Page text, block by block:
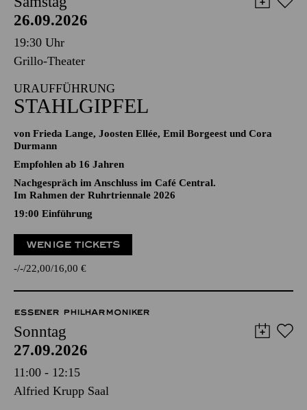
26.09.2026
19:30 Uhr
Grillo-Theater
URAUFFÜHRUNG
STAHLGIPFEL
von Frieda Lange, Joosten Ellée, Emil Borgeest und Cora
Durmann
Empfohlen ab 16 Jahren
Nachgespräch im Anschluss im Café Central.
Im Rahmen der Ruhrtriennale 2026
19:00 Einführung
WENIGE TICKETS
- - 22,00 16,00 €
ESSENER PHILHARMONIKER
Sonntag
27.09.2026
11:00 - 12:15
Alfried Krupp Saal